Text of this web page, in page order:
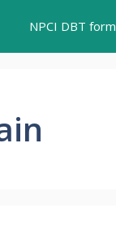
NPCI DBT form